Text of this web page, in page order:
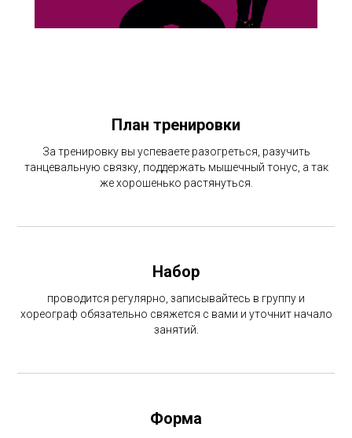
План тренировки
За тренировку вы успеваете разогреться, разучить
танцевальную связку, поддержать мышечный тонус, а так
же хорошенько растянуться.
Набор
проводится регулярно, записывайтесь в группу и
хореограф обязательно свяжется с вами и уточнит начало
занятий.
Форма